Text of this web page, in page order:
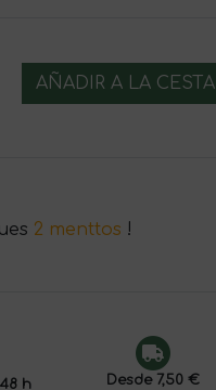
AÑADIR A LA CESTA
2 menttos !
h
Desde 7,50 €